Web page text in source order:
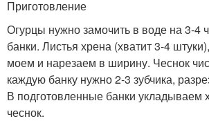
Приготовление
Огурцы нужно замочить в воде на 3-4
банки. Листья хрена (хватит 3-4
моем и нарезаем в ширину. Чеснок
каждую банку нужно 2-3 зубчика,
В подготовленные банки укладываем
чеснок.